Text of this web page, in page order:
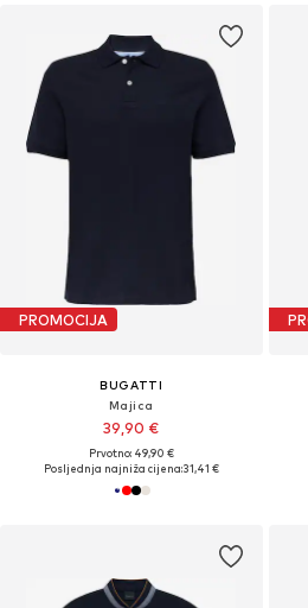
PROMOCIJA
BUGATTI
Majica
39,90 €
Prvotno: 49,90 €
Posljednja najniža cijena:31,41 €